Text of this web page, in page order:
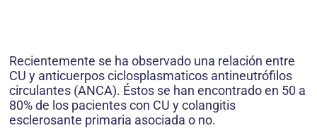
Recientemente se ha observado una relación entre
CU y anticuerpos ciclosplasmaticos antineutrófilos
circulantes (ANCA). Éstos se han encontrado en 50 a
80% de los pacientes con CU y colangitis
esclerosante primaria asociada o no.